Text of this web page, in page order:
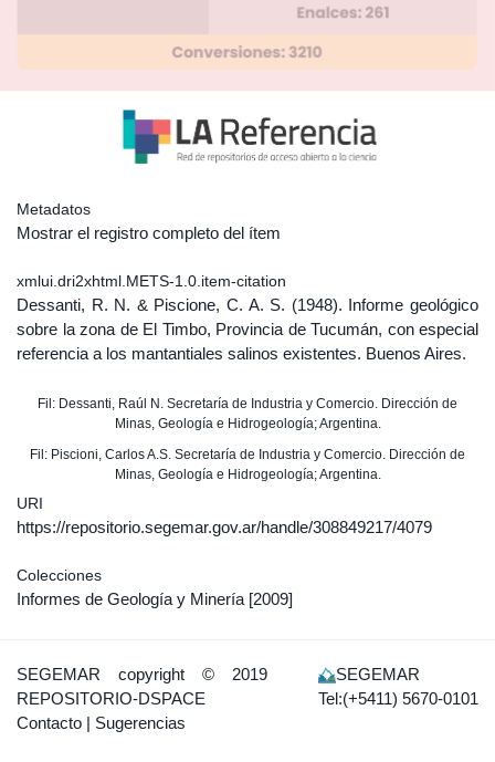
Metadatos
Mostrar el registro completo del ítem
xmlui.dri2xhtml.METS-1.0.item-citation
Dessanti, R. N. & Piscione, C. A. S. (1948). Informe geológico
sobre la zona de El Timbo, Provincia de Tucumán, con especial
referencia a los mantantiales salinos existentes. Buenos Aires.
Fil: Dessanti, Raúl N. Secretaría de Industria y Comercio. Dirección de
Minas, Geología e Hidrogeología; Argentina.
Fil: Piscioni, Carlos A.S. Secretaría de Industria y Comercio. Dirección de
Minas, Geología e Hidrogeología; Argentina.
URI
https://repositorio.segemar.gov.ar/handle/308849217/4079
Colecciones
Informes de Geología y Minería [2009]
SEGEMAR copyright © 2019
REPOSITORIO-DSPACE
Contacto | Sugerencias
SEGEMAR
Tel:(+5411) 5670-0101